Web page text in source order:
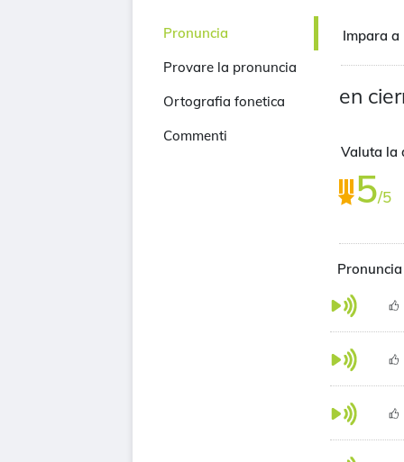
Pronuncia
Provare la pronuncia
Ortografia fonetica
Commenti
Impara a
en
Valuta la
5/5